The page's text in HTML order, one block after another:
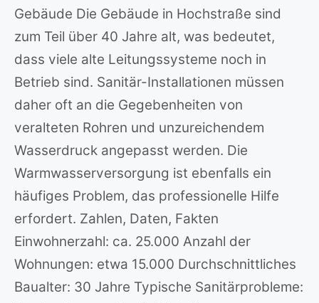
Gebäude Die Gebäude in Hochstraße sind
zum Teil über 40 Jahre alt, was bedeutet,
dass viele alte Leitungssysteme noch in
Betrieb sind. Sanitär-Installationen müssen
daher oft an die Gegebenheiten von
veralteten Rohren und unzureichendem
Wasserdruck angepasst werden. Die
Warmwasserversorgung ist ebenfalls ein
häufiges Problem, das professionelle Hilfe
erfordert. Zahlen, Daten, Fakten
Einwohnerzahl: ca. 25.000 Anzahl der
Wohnungen: etwa 15.000 Durchschnittliches
Baualter: 30 Jahre Typische Sanitärprobleme: